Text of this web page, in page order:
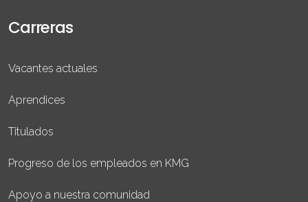
Carreras
Vacantes actuales
Aprendices
Titulados
Progreso de los empleados en KMG
Apoyo a nuestra comunidad